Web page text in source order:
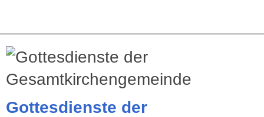
Gottesdienste der